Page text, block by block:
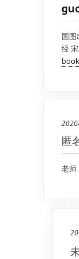
国
经
匿
老师